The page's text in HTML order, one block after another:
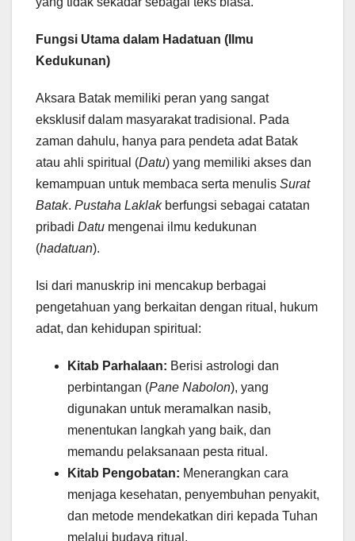
Fungsi Utama dalam Hadatuan (Ilmu
Kedukunan)
Aksara Batak memiliki peran yang sangat
eksklusif dalam masyarakat tradisional. Pada
zaman dahulu, hanya para pendeta adat Batak
atau ahli spiritual (Datu) yang memiliki akses dan
kemampuan untuk membaca serta menulis Surat
Batak. Pustaha Laklakberfungsi sebagai catatan
pribadi Datu mengenai ilmu kedukunan
(hadatuan).
Isi dari manuskrip ini mencakup berbagai
pengetahuan yang berkaitan dengan ritual, hukum
adat, dan kehidupan spiritual:
Kitab Parhalaan: Berisi astrologi dan
perbintangan (Pane Nabolon), yang
digunakan untuk meramalkan nasib,
menentukan langkah yang baik, dan
memandu pelaksanaan pesta ritual.
Kitab Pengobatan: Menerangkan cara
menjaga kesehatan, penyembuhan penyakit,
dan metode mendekatkan diri kepada Tuhan
melalui budaya ritual.